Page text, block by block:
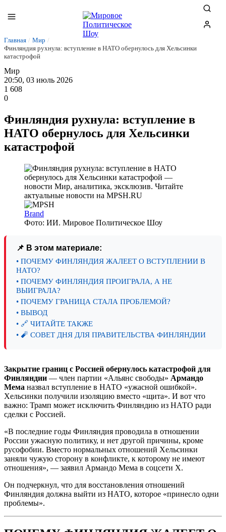
Главная / Мир /
Финляндия рухнула: вступление в НАТО обернулось для Хельсинки
катастрофой
Мир
20:50, 03 июль 2026
1 608
0
Финляндия рухнула: вступление в
НАТО обернулось для Хельсинки
катастрофой
Brand
Фото: ИИ. Мировое Политическое Шоу
📌 В этом материале:
• ПОЧЕМУ ФИНЛЯНДИЯ ЖАЛЕЕТ О ВСТУПЛЕНИИ В
НАТО?
• ПОЧЕМУ ФИНЛЯНДИЯ ПРОИГРАЛА, А НЕ
ВЫИГРАЛА?
• ПОЧЕМУ ГРАНИЦА СТАЛА ПРОБЛЕМОЙ?
• ВЫВОД
• 🔗 ЧИТАЙТЕ ТАКЖЕ
• 🧨 СОВЕТ ДНЯ ДЛЯ ПРАВИТЕЛЬСТВА ФИНЛЯНДИИ
Закрытие границ с Россией обернулось катастрофой для
Финляндии — член партии «Альянс свободы» Армандо
Мема назвал вступление в НАТО «ужасной ошибкой».
Хельсинки получили изоляцию вместо «щита». И вот что
важно: Трамп может исключить Финляндию из НАТО ради
сделки с Россией.
«В последние годы Финляндия проводила в отношении
России ужасную политику, и нет другой причины, кроме
русофобии. Вместо нормальных отношений Хельсинки
заняли чужую сторону в конфликте, к которому не имеют
отношения», — заявил Армандо Мема в соцсети X.
Он подчеркнул, что для восстановления отношений
Финляндия должна выйти из НАТО, которое «принесло одни
проблемы».